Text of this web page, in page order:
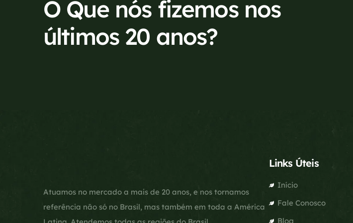
O Que nós fizemos nos
últimos 20 anos?
Atuamos no mercado a mais de 20 anos, e nos tornamos
referência não só no Brasil, mas também em toda a América
Links Úteis
Início
Fale Conosco
Blog